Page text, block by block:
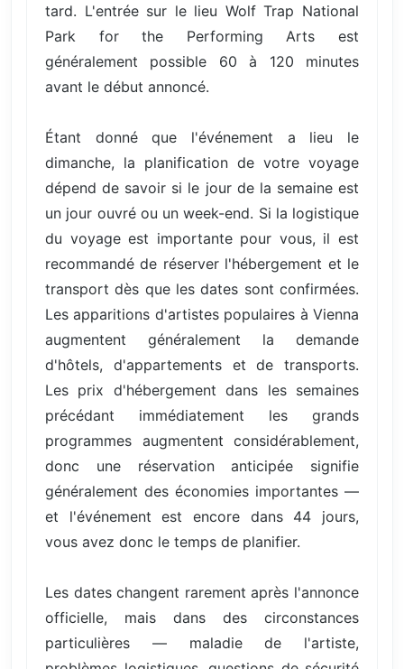
tard. L'entrée sur le lieu Wolf Trap National
Park for the Performing Arts est
généralement possible 60 à 120 minutes
avant le début annoncé.
Étant donné que l'événement a lieu le
dimanche, la planification de votre voyage
dépend de savoir si le jour de la semaine est
un jour ouvré ou un week-end. Si la logistique
du voyage est importante pour vous, il est
recommandé de réserver l'hébergement et le
transport dès que les dates sont confirmées.
Les apparitions d'artistes populaires à Vienna
augmentent généralement la demande
d'hôtels, d'appartements et de transports.
Les prix d'hébergement dans les semaines
précédant immédiatement les grands
programmes augmentent considérablement,
donc une réservation anticipée signifie
généralement des économies importantes —
et l'événement est encore dans 44 jours,
vous avez donc le temps de planifier.
Les dates changent rarement après l'annonce
officielle, mais dans des circonstances
particulières — maladie de l'artiste,